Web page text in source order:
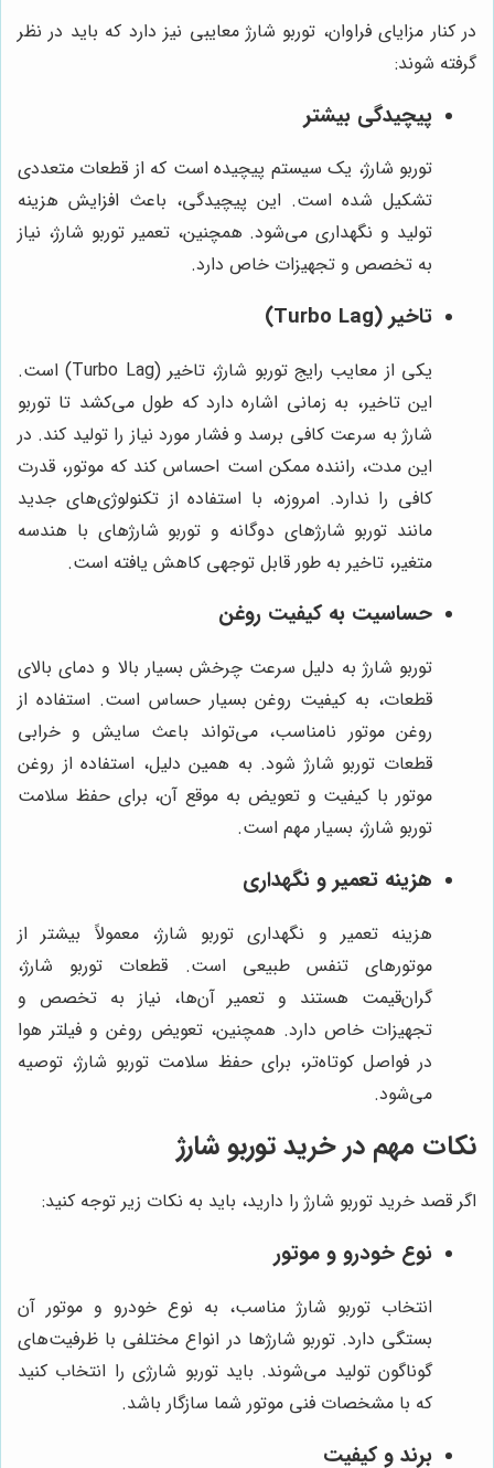
در کنار مزایای فراوان، توربو شارژ معایبی نیز دارد که باید در نظر
گرفته شوند:
پیچیدگی بیشتر
توربو شارژ، یک سیستم پیچیده است که از قطعات متعددی
تشکیل شده است. این پیچیدگی، باعث افزایش هزینه
تولید و نگهداری می‌شود. همچنین، تعمیر توربو شارژ، نیاز
به تخصص و تجهیزات خاص دارد.
تاخیر (Turbo Lag)
یکی از معایب رایج توربو شارژ، تاخیر (Turbo Lag) است.
این تاخیر، به زمانی اشاره دارد که طول می‌کشد تا توربو
شارژ به سرعت کافی برسد و فشار مورد نیاز را تولید کند. در
این مدت، راننده ممکن است احساس کند که موتور، قدرت
کافی را ندارد. امروزه، با استفاده از تکنولوژی‌های جدید
مانند توربو شارژهای دوگانه و توربو شارژهای با هندسه
متغیر، تاخیر به طور قابل توجهی کاهش یافته است.
حساسیت به کیفیت روغن
توربو شارژ به دلیل سرعت چرخش بسیار بالا و دمای بالای
قطعات، به کیفیت روغن بسیار حساس است. استفاده از
روغن موتور نامناسب، می‌تواند باعث سایش و خرابی
قطعات توربو شارژ شود. به همین دلیل، استفاده از روغن
موتور با کیفیت و تعویض به موقع آن، برای حفظ سلامت
توربو شارژ، بسیار مهم است.
هزینه تعمیر و نگهداری
هزینه تعمیر و نگهداری توربو شارژ، معمولاً بیشتر از
موتورهای تنفس طبیعی است. قطعات توربو شارژ،
گران‌قیمت هستند و تعمیر آن‌ها، نیاز به تخصص و
تجهیزات خاص دارد. همچنین، تعویض روغن و فیلتر هوا
در فواصل کوتاه‌تر، برای حفظ سلامت توربو شارژ، توصیه
می‌شود.
نکات مهم در خرید توربو شارژ
اگر قصد خرید توربو شارژ را دارید، باید به نکات زیر توجه کنید:
نوع خودرو و موتور
انتخاب توربو شارژ مناسب، به نوع خودرو و موتور آن
بستگی دارد. توربو شارژها در انواع مختلفی با ظرفیت‌های
گوناگون تولید می‌شوند. باید توربو شارژی را انتخاب کنید
که با مشخصات فنی موتور شما سازگار باشد.
برند و کیفیت